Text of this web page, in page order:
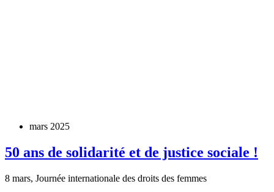
mars 2025
50 ans de solidarité et de justice sociale !
8 mars, Journée internationale des droits des femmes